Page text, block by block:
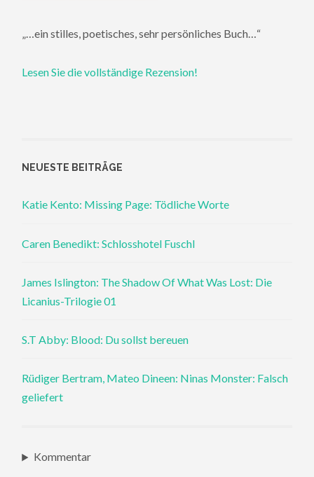
„…ein stilles, poetisches, sehr persönliches Buch…“
Lesen Sie die vollständige Rezension!
NEUESTE BEITRÄGE
Katie Kento: Missing Page: Tödliche Worte
Caren Benedikt: Schlosshotel Fuschl
James Islington: The Shadow Of What Was Lost: Die
Licanius-Trilogie 01
S.T Abby: Blood: Du sollst bereuen
Rüdiger Bertram, Mateo Dineen: Ninas Monster: Falsch
geliefert
Kommentar